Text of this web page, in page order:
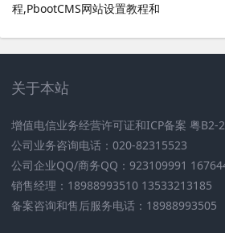
程,PbootCMS网站设置教程和
关于本站
增值电信业务经营许可证和ICP备案 粤B2-
公司业务咨询电话：020-82315523
公司企业QQ/商务QQ：923109991
销售经理：18988993510 13533213185
备案咨询和售后服务电话：18988993505